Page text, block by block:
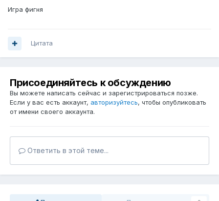
Игра фигня
Цитата
Присоединяйтесь к обсуждению
Вы можете написать сейчас и зарегистрироваться позже.
Если у вас есть аккаунт, авторизуйтесь, чтобы опубликовать
от имени своего аккаунта.
Ответить в этой теме...